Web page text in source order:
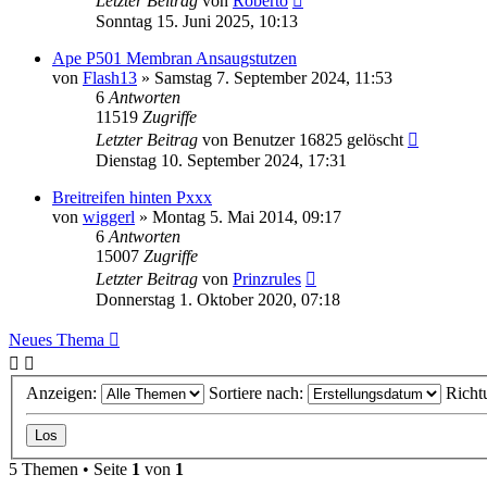
Sonntag 15. Juni 2025, 10:13
Ape P501 Membran Ansaugstutzen
von Flash13 » Samstag 7. September 2024, 11:53
6 Antworten
11519 Zugriffe
Letzter Beitrag von Benutzer 16825 gelöscht
Dienstag 10. September 2024, 17:31
Breitreifen hinten Pxxx
von wiggerl » Montag 5. Mai 2014, 09:17
6 Antworten
15007 Zugriffe
Letzter Beitrag von Prinzrules
Donnerstag 1. Oktober 2020, 07:18
Neues Thema
Anzeigen: Sortiere nach:
5 Themen • Seite 1 von 1